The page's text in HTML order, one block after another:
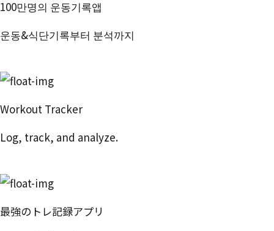
100만명의 운동기록앱
운동&식단기록부터 분석까지
Workout Tracker
Log, track, and analyze.
最強のトレ記録アプリ